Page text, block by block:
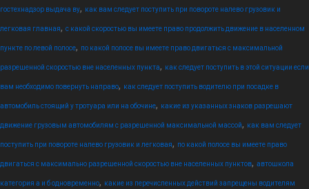
гостехнадзор выдача ву, как вам следует поступить при повороте налево грузовик и
легковая главная, с какой скоростью вы имеете право продолжить движение в населенном
пункте по левой полосе, по какой полосе вы имеете право двигаться с максимальной
разрешенной скоростью вне населенных пункта, как следует поступить в этой ситуации если
вам необходимо повернуть направо, как следует поступить водителю при посадке в
автомобиль стоящий у тротуара или на обочине, какие из указанных знаков разрешают
движение грузовым автомобилям с разрешенной максимальной массой, как вам следует
поступить при повороте налево грузовик и легковая, по какой полосе вы имеете право
двигаться с максимально разрешенной скоростью вне населенных пунктов, автошкола
категория а и б одновременно, какие из перечисленных действий запрещены водителям